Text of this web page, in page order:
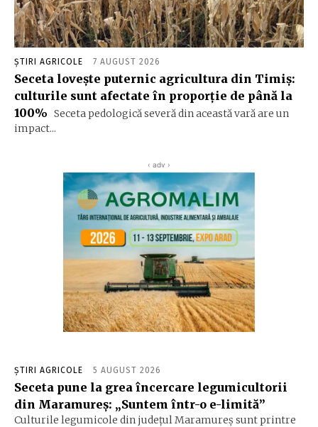
ȘTIRI AGRICOLE 7 AUGUST 2026
Seceta lovește puternic agricultura din Timiș:
culturile sunt afectate în proporție de până la
100% Seceta pedologică severă din această vară are un
impact...
‹ adv ›
ȘTIRI AGRICOLE 5 AUGUST 2026
Seceta pune la grea încercare legumicultorii
din Maramureș: „Suntem într-o e-limită”
Culturile legumicole din județul Maramureș sunt printre